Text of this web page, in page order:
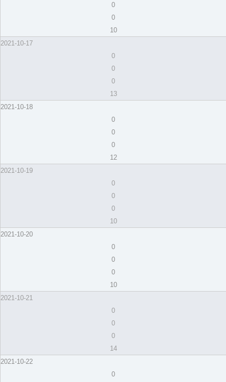
0
0
10
2021-10-17
0
0
0
13
2021-10-18
0
0
0
12
2021-10-19
0
0
0
10
2021-10-20
0
0
0
10
2021-10-21
0
0
0
14
2021-10-22
0